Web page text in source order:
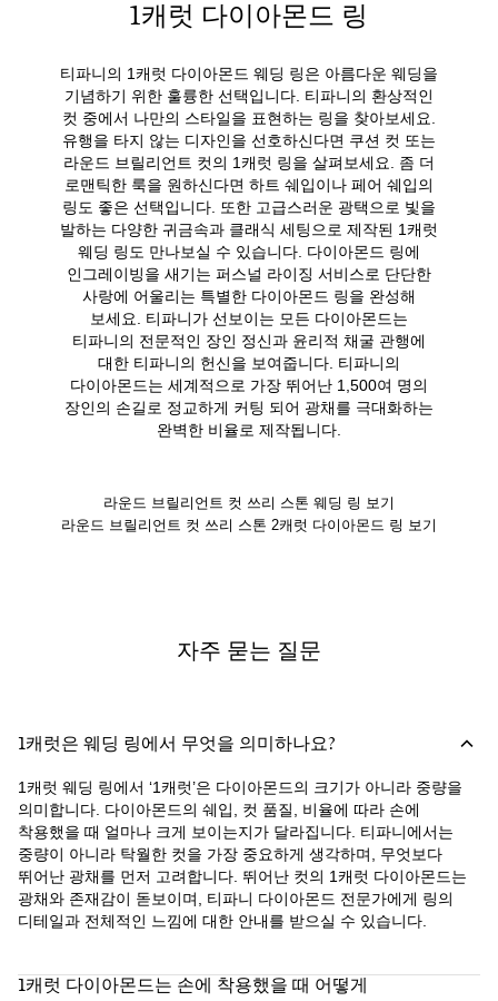
1캐럿 다이아몬드 링
티파니의 1캐럿 다이아몬드 웨딩 링은 아름다운 웨딩을
기념하기 위한 훌륭한 선택입니다. 티파니의 환상적인
컷 중에서 나만의 스타일을 표현하는 링을 찾아보세요.
유행을 타지 않는 디자인을 선호하신다면 쿠션 컷 또는
라운드 브릴리언트 컷의 1캐럿 링을 살펴보세요. 좀 더
로맨틱한 룩을 원하신다면 하트 쉐입이나 페어 쉐입의
링도 좋은 선택입니다. 또한 고급스러운 광택으로 빛을
발하는 다양한 귀금속과 클래식 세팅으로 제작된 1캐럿
웨딩 링도 만나보실 수 있습니다. 다이아몬드 링에
인그레이빙을 새기는 퍼스널 라이징 서비스로 단단한
사랑에 어울리는 특별한 다이아몬드 링을 완성해
보세요. 티파니가 선보이는 모든 다이아몬드는
티파니의 전문적인 장인 정신과 윤리적 채굴 관행에
대한 티파니의 헌신을 보여줍니다. 티파니의
다이아몬드는 세계적으로 가장 뛰어난 1,500여 명의
장인의 손길로 정교하게 커팅 되어 광채를 극대화하는
완벽한 비율로 제작됩니다.
라운드 브릴리언트 컷 쓰리 스톤 웨딩 링 보기
라운드 브릴리언트 컷 쓰리 스톤 2캐럿 다이아몬드 링 보기
자주 묻는 질문
1캐럿은 웨딩 링에서 무엇을 의미하나요?
1캐럿 웨딩 링에서 ‘1캐럿’은 다이아몬드의 크기가 아니라 중량을
의미합니다. 다이아몬드의 쉐입, 컷 품질, 비율에 따라 손에
착용했을 때 얼마나 크게 보이는지가 달라집니다. 티파니에서는
중량이 아니라 탁월한 컷을 가장 중요하게 생각하며, 무엇보다
뛰어난 광채를 먼저 고려합니다. 뛰어난 컷의 1캐럿 다이아몬드는
광채와 존재감이 돋보이며, 티파니 다이아몬드 전문가에게 링의
디테일과 전체적인 느낌에 대한 안내를 받으실 수 있습니다.
1캐럿 다이아몬드는 손에 착용했을 때 어떻게